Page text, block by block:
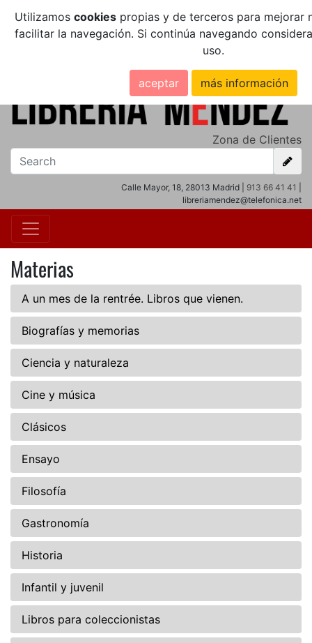
Utilizamos cookiespropias y de terceros para mejorar
facilitar la navegación. Si continúa navegando
uso.
aceptar más información
Zona de Clientes
Calle Mayor, 18, 28013 Madrid | 913 66 41 41
libreriamendez@telefonica.net
Materias
A un mes de la rentrée. Libros que vienen.
Biografías y memorias
Ciencia y naturaleza
Cine y música
Clásicos
Ensayo
Filosofía
Gastronomía
Historia
Infantil y juvenil
Libros para coleccionistas